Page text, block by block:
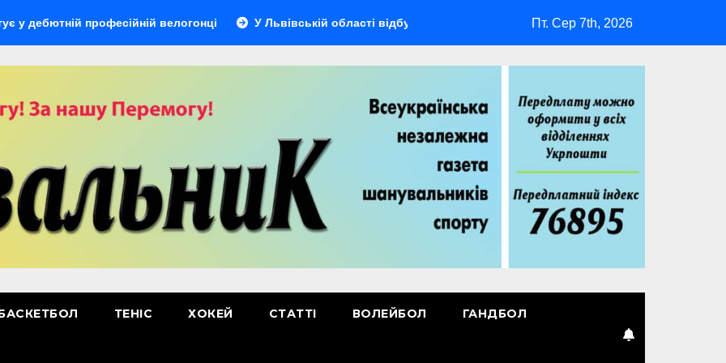
професійній велогонці У Львівській області відбудеться мультиспортивний табір ГАРТ 2026 – як долучитися
Пт. Сер 7th, 2026
ТЕНІС ХОКЕЙ СТАТТІ ВОЛЕЙБОЛ ГАНДБОЛ